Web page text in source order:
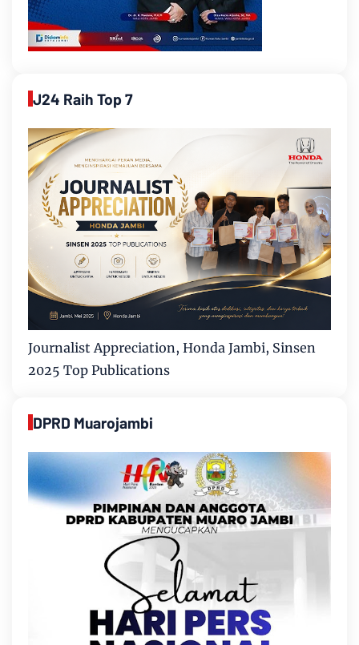
J24 Raih Top 7
Journalist Appreciation, Honda Jambi, Sinsen
2025 Top Publications
DPRD Muarojambi